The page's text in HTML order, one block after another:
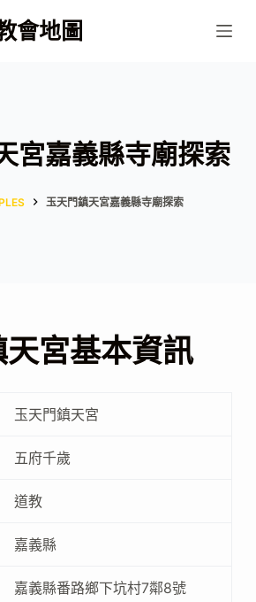
會地圖
宮嘉義縣寺廟探索
玉天門鎮天宮嘉義縣寺廟探索
宮基本資訊
玉天門鎮天宮
五府千歲
道教
嘉義縣
嘉義縣番路鄉下坑村7鄰8號